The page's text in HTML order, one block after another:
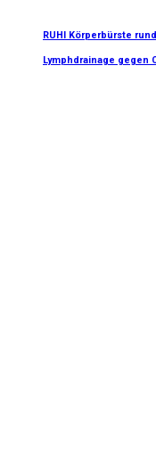
RUHI Körperbürste
Lymphdrainage gegen